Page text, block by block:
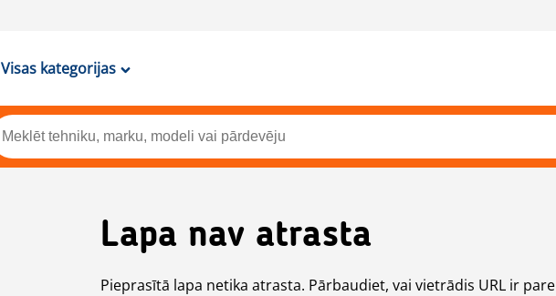
Visas kategorijas
Lapa nav atrasta
Pieprasītā lapa netika atrasta. Pārbaudiet, vai vietrādis URL ir